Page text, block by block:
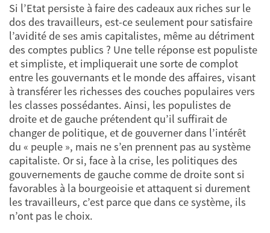
Si l’Etat persiste à faire des cadeaux aux riches sur le
dos des travailleurs, est-ce seulement pour satisfaire
l’avidité de ses amis capitalistes, même au détriment
des comptes publics ? Une telle réponse est populiste
et simpliste, et impliquerait une sorte de complot
entre les gouvernants et le monde des affaires, visant
à transférer les richesses des couches populaires vers
les classes possédantes. Ainsi, les populistes de
droite et de gauche prétendent qu’il suffirait de
changer de politique, et de gouverner dans l’intérêt
du « peuple », mais ne s’en prennent pas au système
capitaliste. Or si, face à la crise, les politiques des
gouvernements de gauche comme de droite sont si
favorables à la bourgeoisie et attaquent si durement
les travailleurs, c’est parce que dans ce système, ils
n’ont pas le choix.